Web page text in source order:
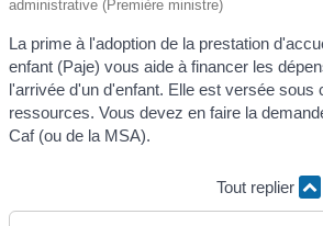
administrative (Première ministre)
La prime à l'adoption de la prestation
enfant (Paje) vous aide à financer les
l'arrivée d'un d'enfant. Elle est versée sous
ressources. Vous devez en faire la
Caf (ou de la MSA).
Tout replier